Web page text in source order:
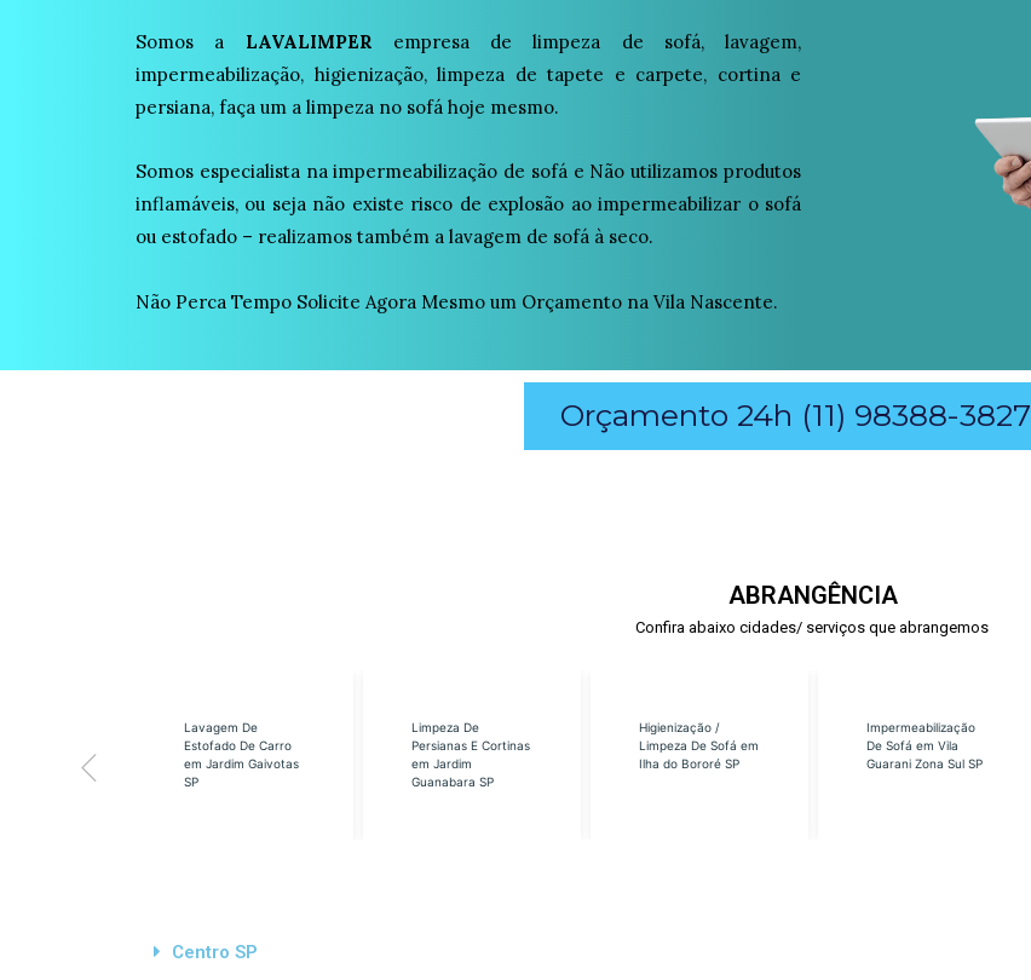
Somos a LAVALIMPER empresa de limpeza de sofá, lavagem,
impermeabilização, higienização, limpeza de tapete e carpete, cortina e
persiana, faça um a limpeza no sofá hoje mesmo.
Somos especialista na impermeabilização de sofá e Não utilizamos produtos
inflamáveis, ou seja não existe risco de explosão ao impermeabilizar o sofá
ou estofado – realizamos também a lavagem de sofá à seco.
Não Perca Tempo Solicite Agora Mesmo um Orçamento na Vila Nascente.
Orçamento 24h (11) 98388-3827
ABRANGÊNCIA
Confira abaixo cidades/ serviços que abrangemos
Lavagem De
Estofado De Carro
em Jardim Gaivotas
SP
Limpeza De
Persianas E Cortinas
em Jardim
Guanabara SP
Higienização /
Limpeza De Sofá em
Ilha do Bororé SP
Impermeabilização
De Sofá em Vila
Guarani Zona Sul SP
Centro SP